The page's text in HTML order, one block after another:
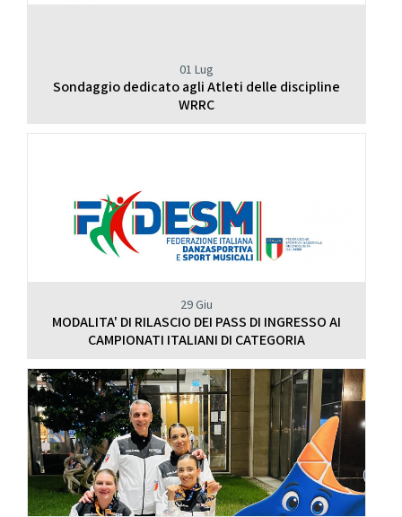
01 Lug
Sondaggio dedicato agli Atleti delle discipline
WRRC
29 Giu
MODALITA' DI RILASCIO DEI PASS DI INGRESSO AI
CAMPIONATI ITALIANI DI CATEGORIA